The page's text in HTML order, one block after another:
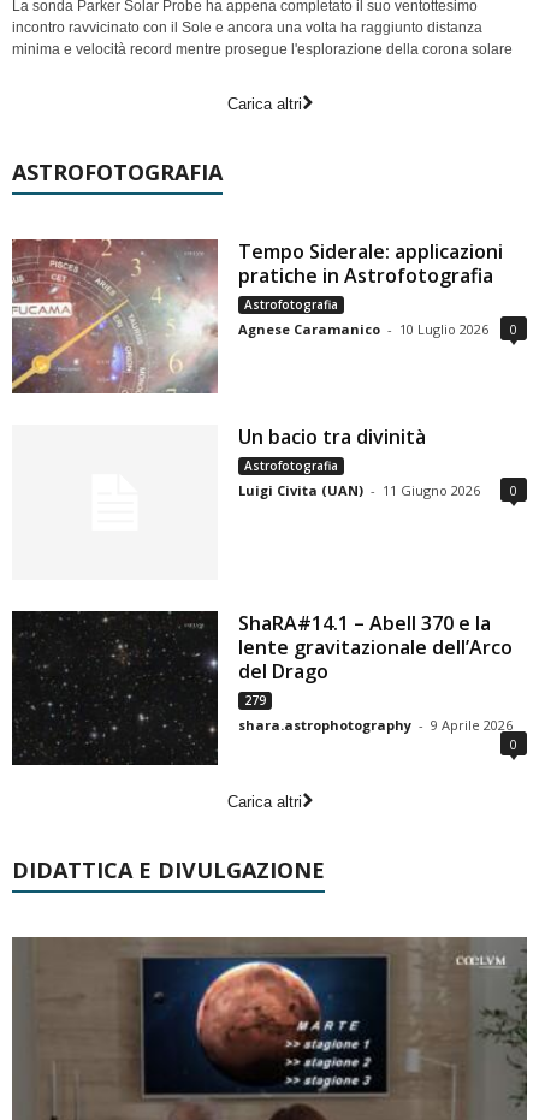
La sonda Parker Solar Probe ha appena completato il suo ventottesimo
incontro ravvicinato con il Sole e ancora una volta ha raggiunto distanza
minima e velocità record mentre prosegue l'esplorazione della corona solare
Carica altri
ASTROFOTOGRAFIA
Tempo Siderale: applicazioni
pratiche in Astrofotografia
Astrofotografia
Agnese Caramanico - 10 Luglio 2026 0
Un bacio tra divinità
Astrofotografia
Luigi Civita (UAN) - 11 Giugno 2026 0
ShaRA#14.1 – Abell 370 e la
lente gravitazionale dell’Arco
del Drago
279
shara.astrophotography - 9 Aprile 2026
0
Carica altri
DIDATTICA E DIVULGAZIONE